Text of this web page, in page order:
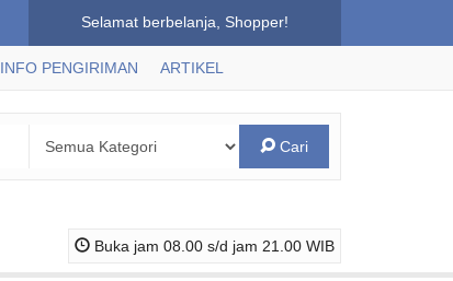
Selamat berbelanja, Shopper!
INFO PENGIRIMAN ARTIKEL
Cari
Buka jam 08.00 s/d jam 21.00 WIB